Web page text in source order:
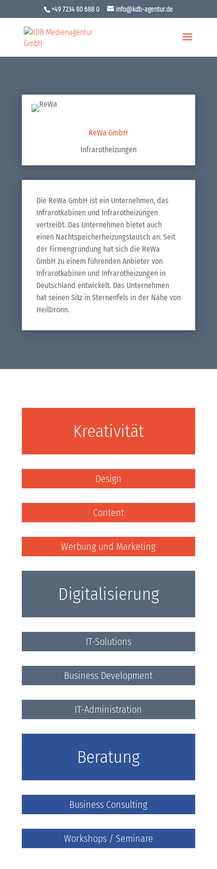
+49 7234 80 688 0 info@kdb-agentur.de
ReWa GmbH
Infrarotheizungen
Die ReWa GmbH ist ein Unternehmen, das
Infrarotkabinen und Infrarotheizungen
vertreibt. Das Unternehmen bietet auch
einen Nachtspeicherheizungstausch an. Seit
der Firmengründung hat sich die ReWa
GmbH zu einem führenden Anbieter von
Infrarotkabinen und Infrarotheizungen in
Deutschland entwickelt. Das Unternehmen
hat seinen Sitz in Sternenfels in der Nähe von
Heilbronn.
Kreativität
Design
Content
Werbung und Marketing
Digitalisierung
IT-Solutions
Business Development
IT-Administration
Beratung
Business Consulting
Workshops / Seminare